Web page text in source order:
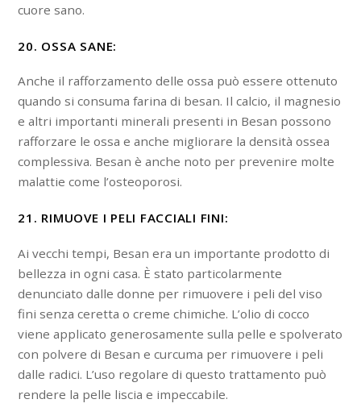
cuore sano.
20. OSSA SANE:
Anche il rafforzamento delle ossa può essere ottenuto
quando si consuma farina di besan. Il calcio, il magnesio
e altri importanti minerali presenti in Besan possono
rafforzare le ossa e anche migliorare la densità ossea
complessiva. Besan è anche noto per prevenire molte
malattie come l’osteoporosi.
21. RIMUOVE I PELI FACCIALI FINI:
Ai vecchi tempi, Besan era un importante prodotto di
bellezza in ogni casa. È stato particolarmente
denunciato dalle donne per rimuovere i peli del viso
fini senza ceretta o creme chimiche. L’olio di cocco
viene applicato generosamente sulla pelle e spolverato
con polvere di Besan e curcuma per rimuovere i peli
dalle radici. L’uso regolare di questo trattamento può
rendere la pelle liscia e impeccabile.